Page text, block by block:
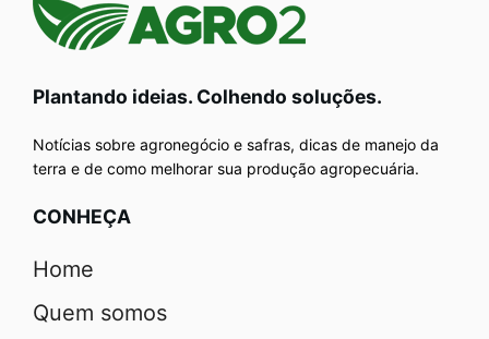
Plantando ideias. Colhendo soluções.
Notícias sobre agronegócio e safras, dicas de manejo da
terra e de como melhorar sua produção agropecuária.
CONHEÇA
Home
Quem somos